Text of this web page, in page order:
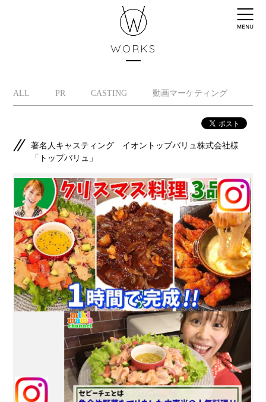
WORKS
ALL PR CASTING 動画マーケティング
著名人キャスティング イオントップバリュ株式会社様
「トップバリュ」